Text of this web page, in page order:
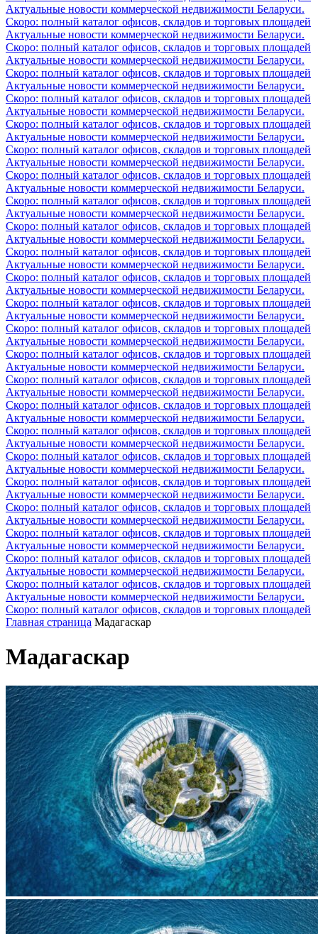
Актуальные новости коммерческой недвижимости Беларуси.
Скоро: полный каталог офисов, складов и торговых площадей
Актуальные новости коммерческой недвижимости Беларуси.
Скоро: полный каталог офисов, складов и торговых площадей
Актуальные новости коммерческой недвижимости Беларуси.
Скоро: полный каталог офисов, складов и торговых площадей
Актуальные новости коммерческой недвижимости Беларуси.
Скоро: полный каталог офисов, складов и торговых площадей
Актуальные новости коммерческой недвижимости Беларуси.
Скоро: полный каталог офисов, складов и торговых площадей
Актуальные новости коммерческой недвижимости Беларуси.
Скоро: полный каталог офисов, складов и торговых площадей
Актуальные новости коммерческой недвижимости Беларуси.
Скоро: полный каталог офисов, складов и торговых площадей
Актуальные новости коммерческой недвижимости Беларуси.
Скоро: полный каталог офисов, складов и торговых площадей
Актуальные новости коммерческой недвижимости Беларуси.
Скоро: полный каталог офисов, складов и торговых площадей
Актуальные новости коммерческой недвижимости Беларуси.
Скоро: полный каталог офисов, складов и торговых площадей
Актуальные новости коммерческой недвижимости Беларуси.
Скоро: полный каталог офисов, складов и торговых площадей
Актуальные новости коммерческой недвижимости Беларуси.
Скоро: полный каталог офисов, складов и торговых площадей
Актуальные новости коммерческой недвижимости Беларуси.
Скоро: полный каталог офисов, складов и торговых площадей
Актуальные новости коммерческой недвижимости Беларуси.
Скоро: полный каталог офисов, складов и торговых площадей
Актуальные новости коммерческой недвижимости Беларуси.
Скоро: полный каталог офисов, складов и торговых площадей
Актуальные новости коммерческой недвижимости Беларуси.
Скоро: полный каталог офисов, складов и торговых площадей
Актуальные новости коммерческой недвижимости Беларуси.
Скоро: полный каталог офисов, складов и торговых площадей
Актуальные новости коммерческой недвижимости Беларуси.
Скоро: полный каталог офисов, складов и торговых площадей
Актуальные новости коммерческой недвижимости Беларуси.
Скоро: полный каталог офисов, складов и торговых площадей
Актуальные новости коммерческой недвижимости Беларуси.
Скоро: полный каталог офисов, складов и торговых площадей
Актуальные новости коммерческой недвижимости Беларуси.
Скоро: полный каталог офисов, складов и торговых площадей
Актуальные новости коммерческой недвижимости Беларуси.
Скоро: полный каталог офисов, складов и торговых площадей
Актуальные новости коммерческой недвижимости Беларуси.
Скоро: полный каталог офисов, складов и торговых площадей
Актуальные новости коммерческой недвижимости Беларуси.
Скоро: полный каталог офисов, складов и торговых площадей
Главная страница Мадагаскар
Мадагаскар